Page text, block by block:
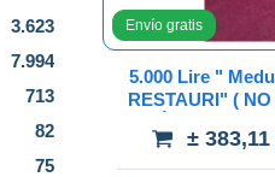
3.623
7.994
713
82
75
Envío gratis
5.000 Lire "
RESTAURI" (
±